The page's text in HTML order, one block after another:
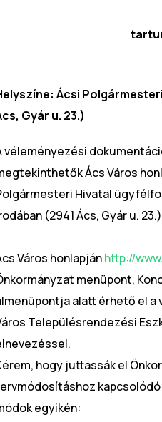
Ácsi
Gyár u. 23.)
véleményezési
Ács Város
Hivatal
(2941 Ács, Gyár u.
Város honlapjánhttp://
menüpont,
alatt érhető el a
Településrendezési
hogy juttassák el
egyikén: